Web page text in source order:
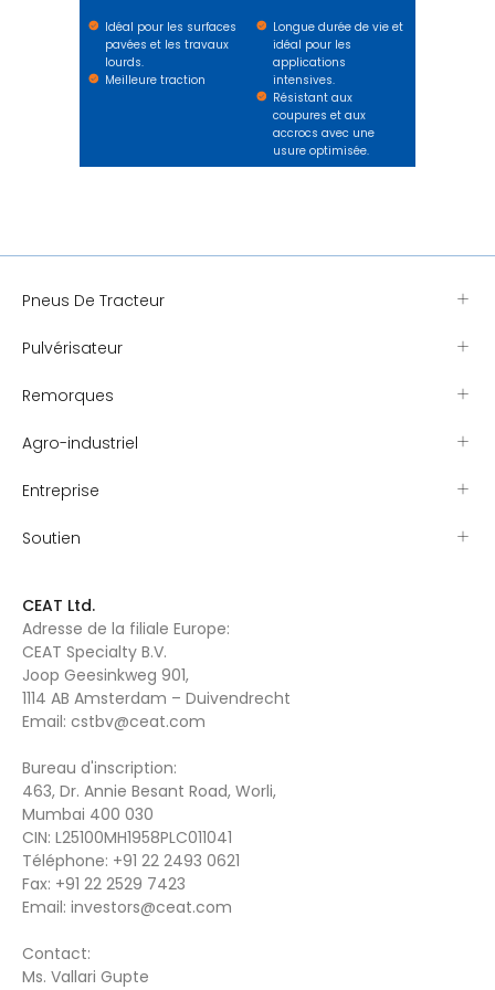
Idéal pour les surfaces
pavées et les travaux
lourds.
Meilleure traction
Longue durée de vie et
idéal pour les
applications
intensives.
Résistant aux
coupures et aux
accrocs avec une
usure optimisée.
Pneus De Tracteur
Pulvérisateur
Remorques
Agro-industriel
Entreprise
Soutien
CEAT Ltd.
Adresse de la filiale Europe:
CEAT Specialty B.V.
Joop Geesinkweg 901,
1114 AB Amsterdam – Duivendrecht
Email: cstbv@ceat.com
Bureau d'inscription:
463, Dr. Annie Besant Road, Worli,
Mumbai 400 030
CIN: L25100MH1958PLC011041
Téléphone: +91 22 2493 0621
Fax: +91 22 2529 7423
Email: investors@ceat.com
Contact:
Ms. Vallari Gupte